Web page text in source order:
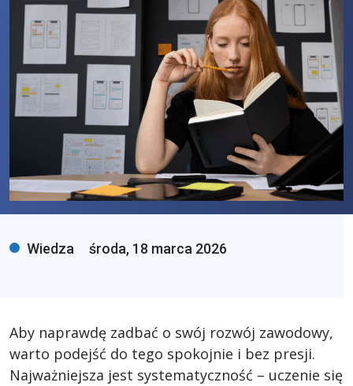
Wiedza środa, 18 marca 2026
Aby naprawdę zadbać o swój rozwój zawodowy,
warto podejść do tego spokojnie i bez presji.
Najważniejsza jest systematyczność – uczenie się